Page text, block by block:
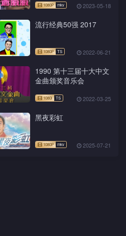
2023-05-18
流行经典50强 2017
2022-06-21
1990 第十三届十大中文
金曲颁奖音乐会
2022-03-25
黑夜彩虹
2025-07-21